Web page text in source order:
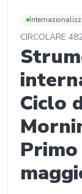
CIRCOLARE
Ciclo